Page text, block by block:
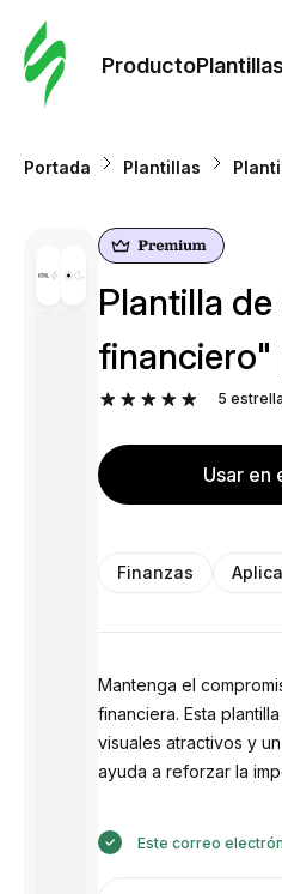
ProductoPlantillas
Portada Plantillas
Plantilla
financiero"
5
Usar en
Finanzas
Mantenga el
financiera. Esta
visuales atractivos y
ayuda a reforzar la
Este correo